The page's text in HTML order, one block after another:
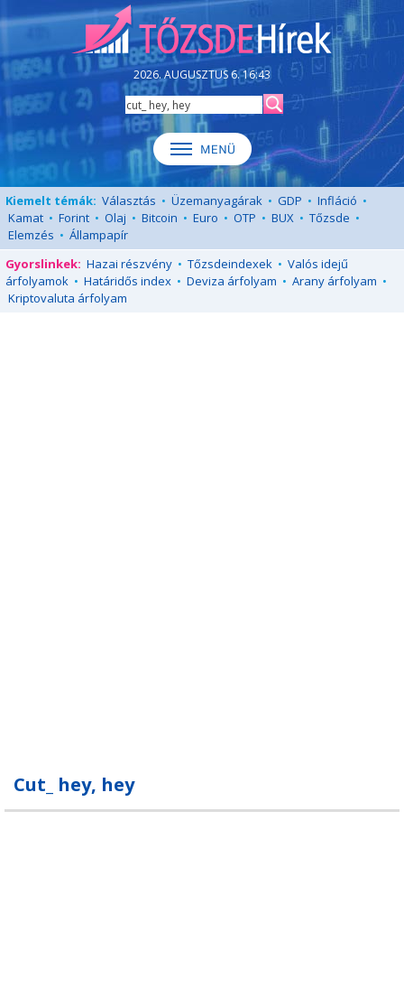
2026. AUGUSZTUS 6. 16:43
Kiemelt témák: Választás • Üzemanyagárak • GDP • Infláció •
Kamat • Forint • Olaj • Bitcoin • Euro • OTP • BUX • Tőzsde •
Elemzés • Állampapír
Gyorslinkek: Hazai részvény • Tőzsdeindexek • Valós idejű
árfolyamok • Határidős index • Deviza árfolyam • Arany árfolyam •
Kriptovaluta árfolyam
Cut_ hey, hey